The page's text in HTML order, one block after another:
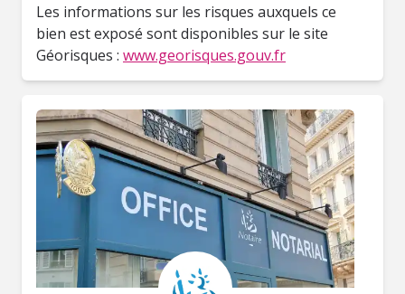
Les informations sur les risques auxquels ce
bien est exposé sont disponibles sur le site
Géorisques : www.georisques.gouv.fr